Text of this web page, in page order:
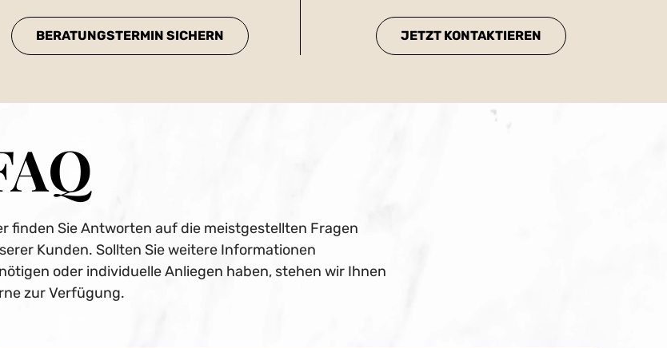
BERATUNGSTERMIN SICHERN JETZT KONTAKTIEREN
finden Sie Antworten auf die meistgestellten Fragen
Kunden. Sollten Sie weitere Informationen
oder individuelle Anliegen haben, stehen wir Ihnen
zur Verfügung.